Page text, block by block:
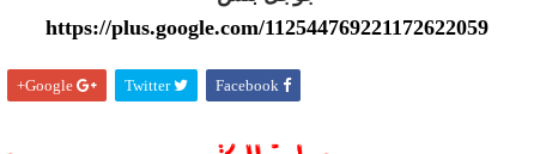
https://plus.google.com/112544769221172622059
Twitter
Google+